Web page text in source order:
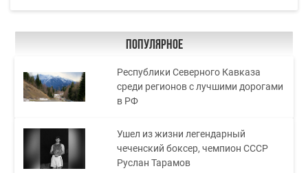
Популярное
Республики Северного Кавказа
среди регионов с лучшими дорогами
в РФ
Ушел из жизни легендарный
чеченский боксер, чемпион СССР
Руслан Тарамов